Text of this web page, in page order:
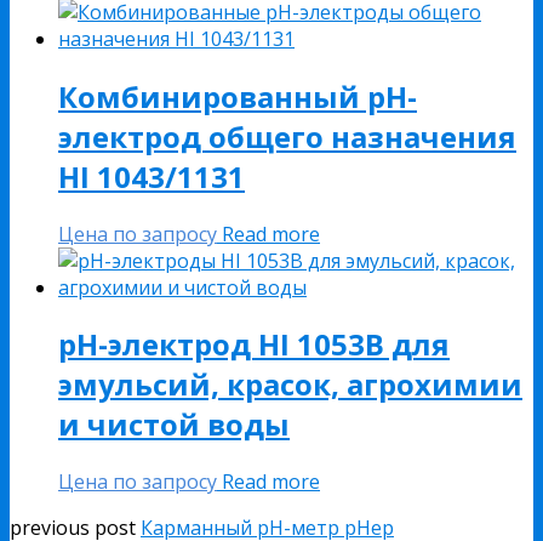
Комбинированный рН-
электрод общего назначения
HI 1043/1131
Цена по запросу Read more
рН-электрод HI 1053B для
эмульсий, красок, агрохимии
и чистой воды
Цена по запросу Read more
previous post Карманный pH-метр pHep